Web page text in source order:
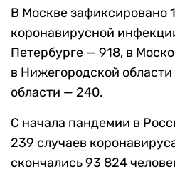
В Москве зафиксировано
коронавирусной
Петербурге — 918, в
в Нижегородской
области — 240.
С начала пандемии в
239 случаев
скончались 93 824